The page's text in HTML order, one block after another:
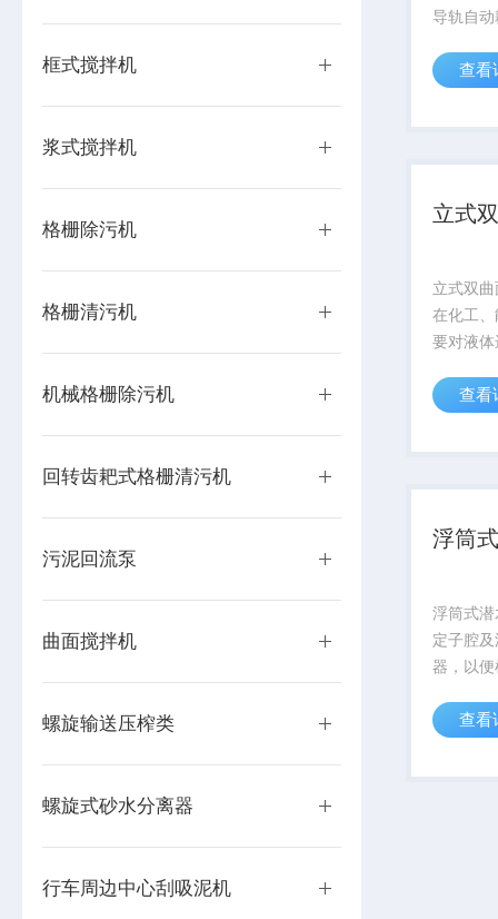
框式搅拌机
浆式搅拌机
格栅除污机
格栅清污机
机械格栅除污机
回转齿耙式格栅清污机
污泥回流泵
曲面搅拌机
螺旋输送压榨类
螺旋式砂水分离器
行车周边中心刮吸泥机
导轨自
室的密
查看
立式
立式双
在化工
要对液
工艺中
查看
浮筒
浮筒式潜
定子腔
器，以
开关、
查看